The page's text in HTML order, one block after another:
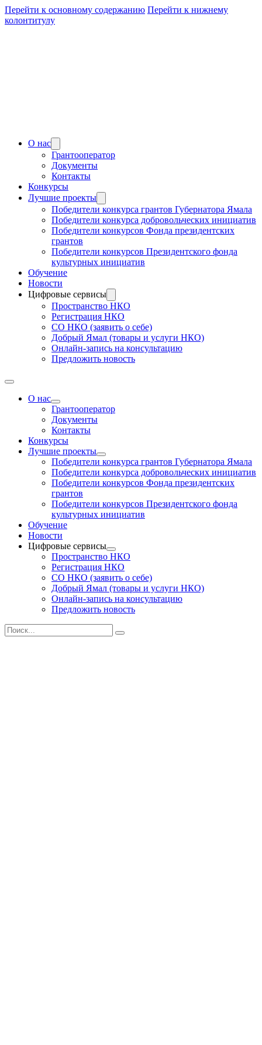
Перейти к основному содержанию Перейти к нижнему
колонтитулу
О нас
Грантооператор
Документы
Контакты
Конкурсы
Лучшие проекты
Победители конкурса грантов Губернатора Ямала
Победители конкурса добровольческих инициатив
Победители конкурсов Фонда президентских
грантов
Победители конкурсов Президентского фонда
культурных инициатив
Обучение
Новости
Цифровые сервисы
Пространство НКО
Регистрация НКО
СО НКО (заявить о себе)
Добрый Ямал (товары и услуги НКО)
Онлайн-запись на консультацию
Предложить новость
О нас
Грантооператор
Документы
Контакты
Конкурсы
Лучшие проекты
Победители конкурса грантов Губернатора Ямала
Победители конкурса добровольческих инициатив
Победители конкурсов Фонда президентских
грантов
Победители конкурсов Президентского фонда
культурных инициатив
Обучение
Новости
Цифровые сервисы
Пространство НКО
Регистрация НКО
СО НКО (заявить о себе)
Добрый Ямал (товары и услуги НКО)
Онлайн-запись на консультацию
Предложить новость
Поиск